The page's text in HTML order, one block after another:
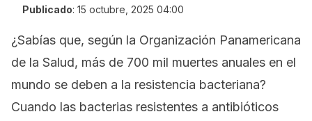
Publicado: 15 octubre, 2025 04:00
¿Sabías que, según la Organización Panamericana
de la Salud, más de 700 mil muertes anuales en el
mundo se deben a la resistencia bacteriana?
Cuando las bacterias resistentes a antibióticos